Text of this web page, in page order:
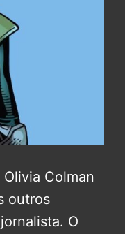
Colman
outros
O